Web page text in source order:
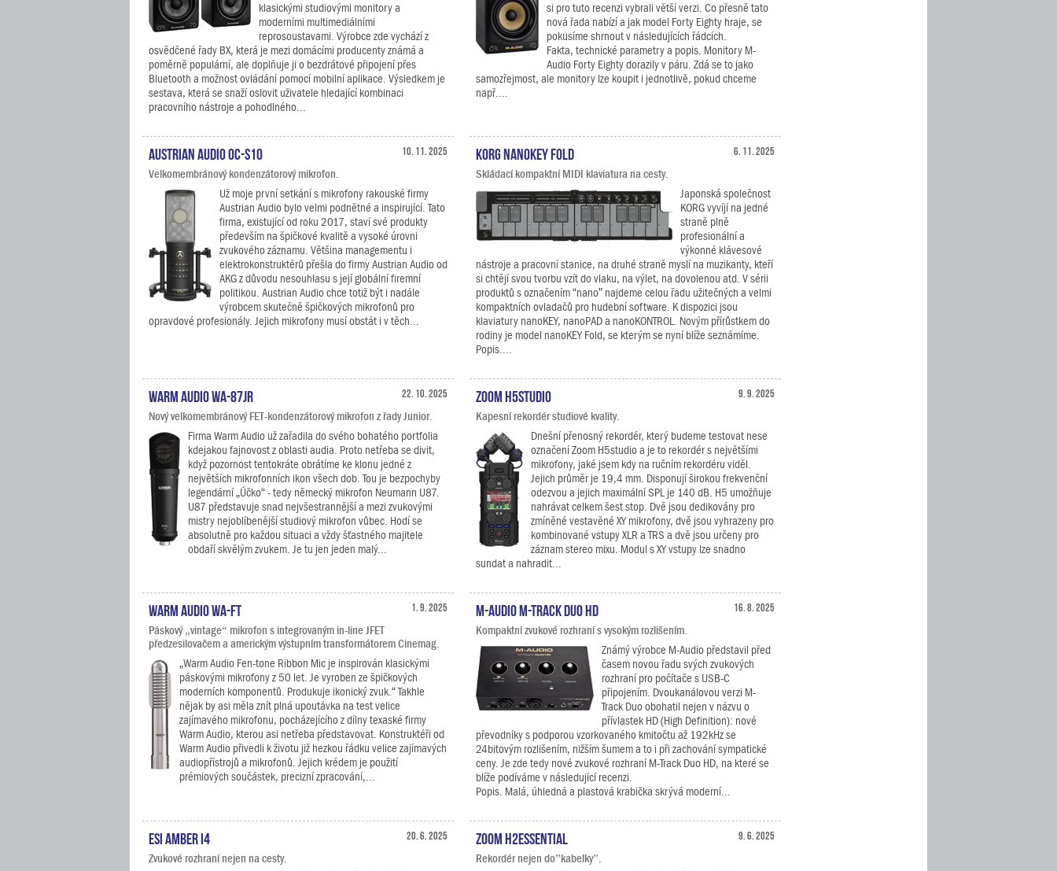
klasickými studiovými monitory a
moderními multimediálními
reprosoustavami. Výrobce zde vychází z
osvědčené řady BX, která je mezi domácími producenty známá a
poměrně populární, ale doplňuje ji o bezdrátové připojení přes
Bluetooth a možnost ovládání pomocí mobilní aplikace. Výsledkem je
sestava, která se snaží oslovit uživatele hledající kombinaci
pracovního nástroje a pohodlného...
si pro tuto recenzi vybrali větší verzi. Co přesně tato
nová řada nabízí a jak model Forty Eighty hraje, se
pokusíme shrnout v následujících řádcích.
Fakta, technické parametry a popis. Monitory M-
Audio Forty Eighty dorazily v páru. Zdá se to jako
samozřejmost, ale monitory lze koupit i jednotlivě, pokud chceme
např....
10. 11. 2025
Austrian Audio OC-S10
Velkomembránový kondenzátorový mikrofon.
Už moje první setkání s mikrofony rakouské firmy
Austrian Audio bylo velmi podnětné a inspirující. Tato
firma, existující od roku 2017, staví své produkty
především na špičkové kvalitě a vysoké úrovni
zvukového záznamu. Většina managementu i
elektrokonstruktérů přešla do firmy Austrian Audio od
AKG z důvodu nesouhlasu s její globální firemní
politikou. Austrian Audio chce totiž být i nadále
výrobcem skutečně špičkových mikrofonů pro
opravdové profesionály. Jejich mikrofony musí obstát i v těch...
6. 11. 2025
KORG nanoKEY Fold
Skládací kompaktní MIDI klaviatura na cesty.
Japonská společnost
KORG vyvíjí na jedné
straně plně
profesionální a
výkonné klávesové
nástroje a pracovní stanice, na druhé straně myslí na muzikanty, kteří
si chtějí svou tvorbu vzít do vlaku, na výlet, na dovolenou atd. V sérii
produktů s označením “nano” najdeme celou řadu užitečných a velmi
kompaktních ovladačů pro hudební software. K dispozici jsou
klaviatury nanoKEY, nanoPAD a nanoKONTROL. Novým přírůstkem do
rodiny je model nanoKEY Fold, se kterým se nyní blíže seznámíme.
Popis....
22. 10. 2025
Warm Audio WA-87jr
Nový velkomembránový FET-kondenzátorový mikrofon z řady Junior.
Firma Warm Audio už zařadila do svého bohatého portfolia
kdejakou fajnovost z oblasti audia. Proto netřeba se divit,
když pozornost tentokráte obrátíme ke klonu jedné z
největších mikrofonních ikon všech dob. Tou je bezpochyby
legendární „Účko“ - tedy německý mikrofon Neumann U87.
U87 představuje snad nejvšestrannější a mezi zvukovými
mistry nejoblíbenější studiový mikrofon vůbec. Hodí se
absolutně pro každou situaci a vždy šťastného majitele
obdaří skvělým zvukem. Je tu jen jeden malý...
9. 9. 2025
Zoom H5studio
Kapesní rekordér studiové kvality.
Dnešní přenosný rekordér, který budeme testovat nese
označení Zoom H5studio a je to rekordér s největšími
mikrofony, jaké jsem kdy na ručním rekordéru viděl.
Jejich průměr je 19,4 mm. Disponují širokou frekvenční
odezvou a jejich maximální SPL je 140 dB. H5 umožňuje
nahrávat celkem šest stop. Dvě jsou dedikovány pro
zmíněné vestavěné XY mikrofony, dvě jsou vyhrazeny pro
kombinované vstupy XLR a TRS a dvě jsou určeny pro
záznam stereo mixu. Modul s XY vstupy lze snadno
sundat a nahradit...
1. 9. 2025
Warm Audio WA-FT
Páskový „vintage“ mikrofon s integrovaným in-line JFET
předzesilovačem a americkým výstupním transformátorem Cinemag.
„Warm Audio Fen-tone Ribbon Mic je inspirován klasickými
páskovými mikrofony z 50 let. Je vyroben ze špičkových
moderních komponentů. Produkuje ikonický zvuk.“ Takhle
nějak by asi měla znít plná upoutávka na test velice
zajímavého mikrofonu, pocházejícího z dílny texaské firmy
Warm Audio, kterou asi netřeba představovat. Konstruktéři od
Warm Audio přivedli k životu již hezkou řádku velice zajímavých
audiopřístrojů a mikrofonů. Jejich krédem je použití
prémiových součástek, precizní zpracování,...
16. 8. 2025
M-Audio M-Track Duo HD
Kompaktní zvukové rozhraní s vysokým rozlišením.
Známý výrobce M-Audio představil před
časem novou řadu svých zvukových
rozhraní pro počítače s USB-C
připojením. Dvoukanálovou verzi M-
Track Duo obohatil nejen v názvu o
přívlastek HD (High Definition): nové
převodníky s podporou vzorkovaného kmitočtu až 192kHz se
24bitovým rozlišením, nižším šumem a to i při zachování sympatické
ceny. Je zde tedy nové zvukové rozhraní M-Track Duo HD, na které se
blíže podíváme v následující recenzi.
Popis. Malá, úhledná a plastová krabička skrývá moderní...
20. 6. 2025
ESI Amber i4
Zvukové rozhraní nejen na cesty.
9. 6. 2025
Zoom H2essential
Rekordér nejen do”kabelky”.